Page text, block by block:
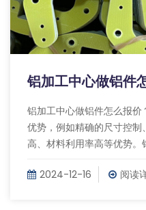
铝加工中心做铝件
铝加工中心做铝件怎么报
优势，例如精确的尺寸控
高、材料利用率高等优势。
2024-12-16 阅读